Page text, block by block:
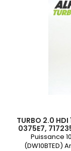
TURBO 2.0
0375E7,
Puissance
(DW10BTED)